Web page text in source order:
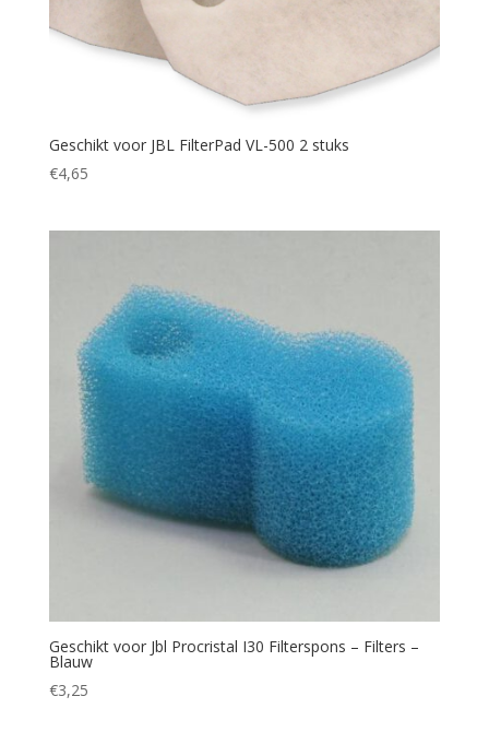
Geschikt voor JBL FilterPad VL-500 2 stuks
€4,65
Geschikt voor Jbl Procristal I30 Filterspons – Filters –
Blauw
€3,25